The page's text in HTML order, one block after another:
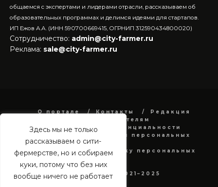
Здесь мы не только
рассказываем о сити-
фермерстве, но и собираем
куки, потому что без них
вообще ничего не работает
общаемся с экспертами и лидерами отрасли, рассказываем об
образовательных программах и делимся идеями для стартапов.
ИП Ежов А.А. (ИНН 590700669415, ОГРНИП 312590434800020)
Сотрудничество: admin@city-farmer.ru
Реклама: sale@city-farmer.ru
О портале Контакты
Редакция
Рекламодателям
Политика конфиденциальности
в отношении обработки персональных
данных
Согласие на обработку персональных
данных
city-farmer.ru 2021–2025